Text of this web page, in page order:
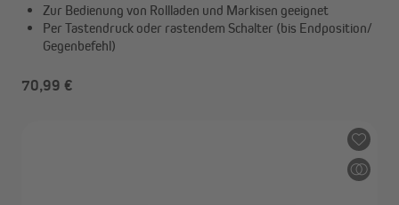
Zur Bedienung von Rollladen und Markisen geeignet
Per Tastendruck oder rastendem Schalter (bis Endposition/
Gegenbefehl)
70,99 €